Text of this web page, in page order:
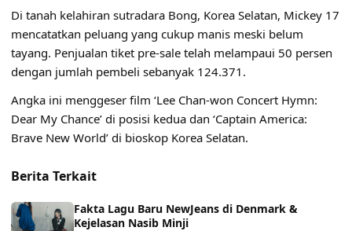
Di tanah kelahiran sutradara Bong, Korea Selatan, Mickey 17
mencatatkan peluang yang cukup manis meski belum
tayang. Penjualan tiket pre-sale telah melampaui 50 persen
dengan jumlah pembeli sebanyak 124.371.
Angka ini menggeser film ‘Lee Chan-won Concert Hymn:
Dear My Chance’ di posisi kedua dan ‘Captain America:
Brave New World’ di bioskop Korea Selatan.
Berita Terkait
Fakta Lagu Baru NewJeans di Denmark &
Kejelasan Nasib Minji